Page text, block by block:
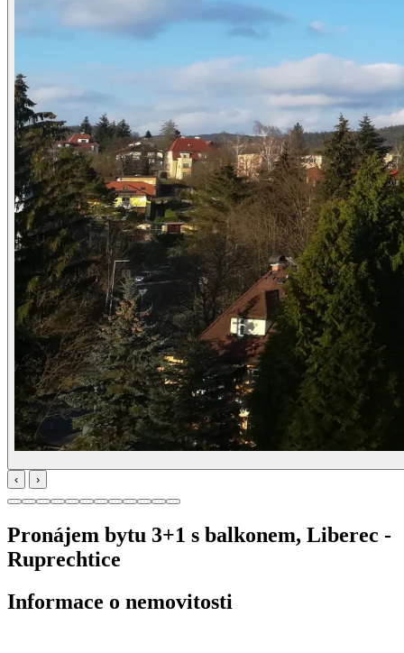
‹ ›
Pronájem bytu 3+1 s balkonem, Liberec -
Ruprechtice
Informace o nemovitosti